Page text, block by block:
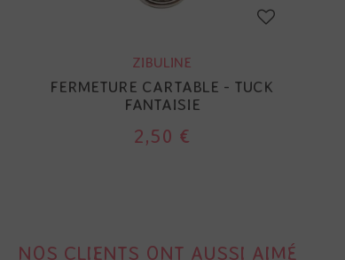
ZIBULINE
FERMETURE CARTABLE - TUCK
FANTAISIE
2,50 €
NOS CLIENTS ONT AUSSI AIMÉ